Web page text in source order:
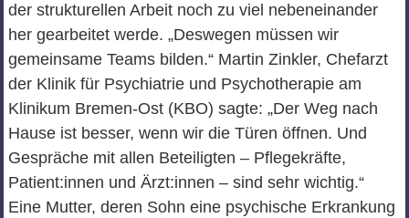
der strukturellen Arbeit noch zu viel nebeneinander
her gearbeitet werde. „Deswegen müssen wir
gemeinsame Teams bilden.“ Martin Zinkler, Chefarzt
der Klinik für Psychiatrie und Psychotherapie am
Klinikum Bremen-Ost (KBO) sagte: „Der Weg nach
Hause ist besser, wenn wir die Türen öffnen. Und
Gespräche mit allen Beteiligten – Pflegekräfte,
Patient:innen und Ärzt:innen – sind sehr wichtig.“
Eine Mutter, deren Sohn eine psychische Erkrankung